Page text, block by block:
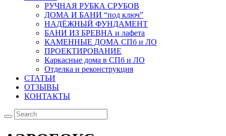
РУЧНАЯ РУБКА СРУБОВ
ДОМА И БАНИ “под ключ”
НАДЁЖНЫЙ ФУНДАМЕНТ
БАНИ ИЗ БРЕВНА и лафета
КАМЕННЫЕ ДОМА СПб и ЛО
ПРОЕКТИРОВАНИЕ
Каркасные дома в СПб и ЛО
Отделка и реконструкция
СТАТЬИ
ОТЗЫВЫ
КОНТАКТЫ